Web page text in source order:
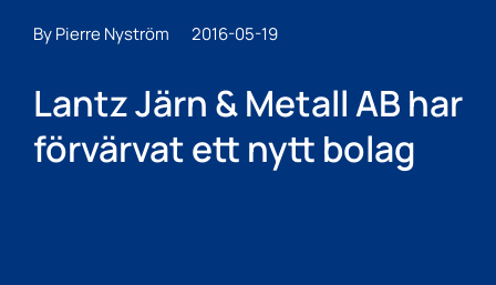
By Pierre Nyström 2016-05-19
Lantz Järn & Metall AB har
förvärvat ett nytt bolag